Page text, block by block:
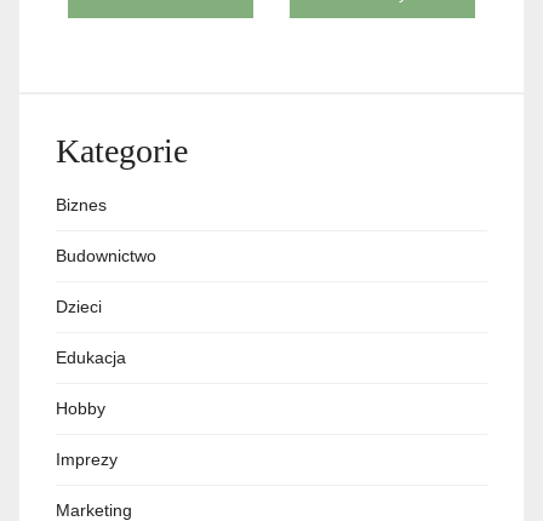
wpisu
Kategorie
Biznes
Budownictwo
Dzieci
Edukacja
Hobby
Imprezy
Marketing